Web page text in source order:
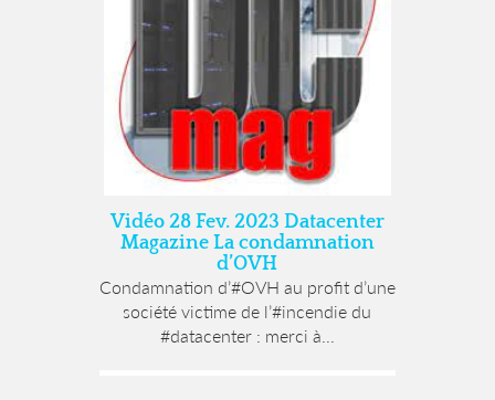
Vidéo 28 Fev. 2023 Datacenter
Magazine La condamnation
d’OVH
Condamnation d’#OVH au profit d’une
société victime de l’#incendie du
#datacenter : merci à...